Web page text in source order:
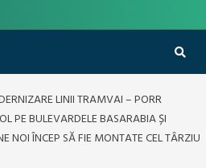
LINII TRAMVAI – PORR
PE BULEVARDELE BASARABIA ȘI
NOI ÎNCEP SĂ FIE MONTATE CEL TÂRZIU